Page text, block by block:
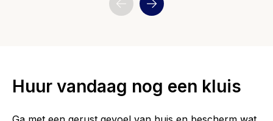
Huur vandaag nog een kluis